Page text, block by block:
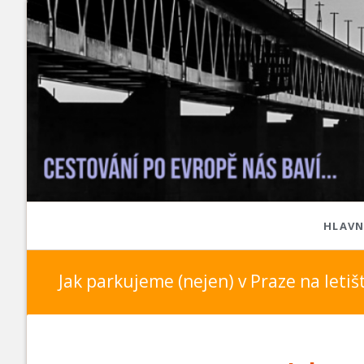
Česko
Maďarsko
Jak parkujeme (nejen) v Praze na